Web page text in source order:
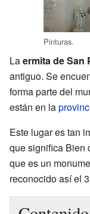
Pinturas.
Laermita de San
antiguo. Se
forma parte del
están en la
Este lugar es tan
que significa Bien
que es un
reconocido así el